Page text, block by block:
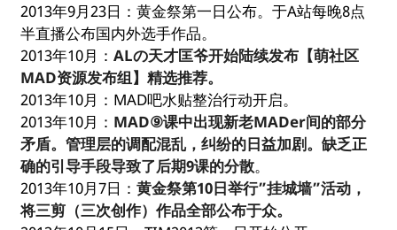
2013年9月23日：黄金祭第一日公布。于A站每晚8点
半直播公布国内外选手作品。
2013年10月： ALの天才匡爷开始陆续发布【萌社区
MAD资源发布组】精选推荐。
2013年10月：MAD吧水贴整治行动开启。
2013年10月： MAD⑨课中出现新老MADer间的部分
矛盾。管理层的调配混乱，纠纷的日益加剧。缺乏正
确的引导手段导致了后期9课的分散。
2013年10月7日： 黄金祭第10日举行”挂城墙”活动，
将三剪（三次创作）作品全部公布于众。